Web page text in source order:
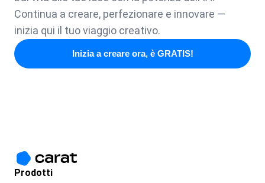
Continua a creare, perfezionare e innovare —
inizia qui il tuo viaggio creativo.
Inizia a creare ora, è GRATIS!
Prodotti